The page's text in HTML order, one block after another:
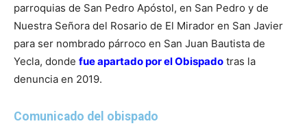
parroquias de San Pedro Apóstol, en San Pedro y de
Nuestra Señora del Rosario de El Mirador en San Javier
para ser nombrado párroco en San Juan Bautista de
Yecla, donde fue apartado por el Obispado tras la
denuncia en 2019.
Comunicado del obispado